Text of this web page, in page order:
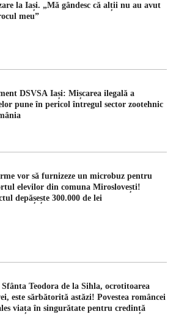
la Iași. „Mă gândesc că alții nu au avut
meu”
DSVSA Iași: Mișcarea ilegală a
pune în pericol întregul sector zootehnic
vor să furnizeze un microbuz pentru
elevilor din comuna Miroslovești!
depășește 300.000 de lei
Sfânta Teodora de la Sihla, ocrotitoarea
este sărbătorită astăzi! Povestea româncei
viața în singurătate pentru credință